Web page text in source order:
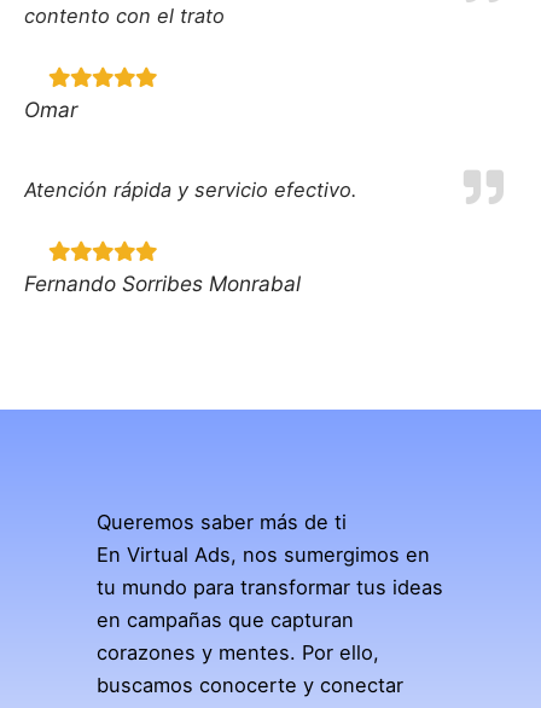
contento con el trato
Omar
Atención rápida y servicio efectivo.
Fernando Sorribes Monrabal
Queremos saber más de ti
En Virtual Ads, nos sumergimos en
tu mundo para transformar tus ideas
en campañas que capturan
corazones y mentes. Por ello,
buscamos conocerte y conectar